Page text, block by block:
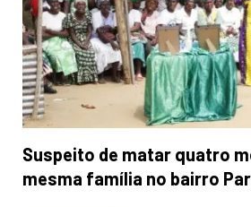
Suspeito de matar quatro
mesma família no bairro